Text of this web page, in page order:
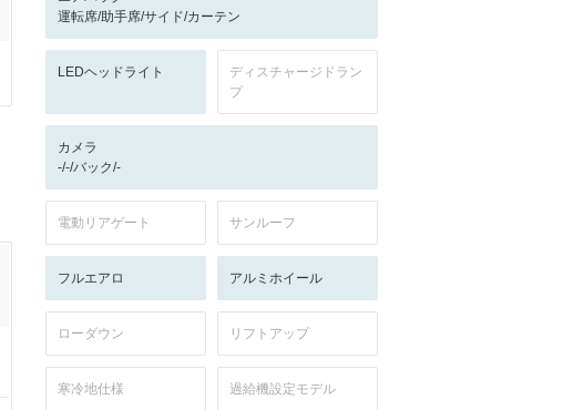
運転席/助手席/サイド/カーテン
LEDヘッドライト
ディスチャージドラン
プ
カメラ
-/-/バック/-
電動リアゲート サンルーフ
フルエアロ アルミホイール
ローダウン リフトアップ
寒冷地仕様 過給機設定モデル